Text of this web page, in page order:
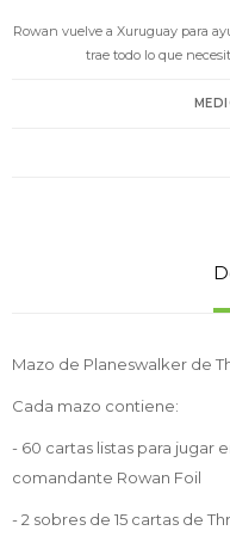
Rowan vuelve a Xuruguay para
trae todo lo que
Mazo de Planeswalker de
Cada mazo contiene:
- 60 cartas listas para jugar
comandante Rowan Foil
- 2 sobres de 15 cartas de